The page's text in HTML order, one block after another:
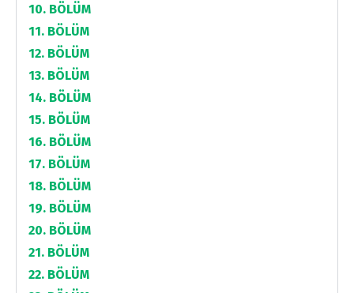
10. BÖLÜM
11. BÖLÜM
12. BÖLÜM
13. BÖLÜM
14. BÖLÜM
15. BÖLÜM
16. BÖLÜM
17. BÖLÜM
18. BÖLÜM
19. BÖLÜM
20. BÖLÜM
21. BÖLÜM
22. BÖLÜM